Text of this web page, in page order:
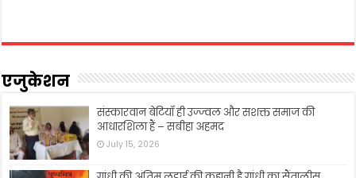
एजुकेशन
संस्कारवान बेटियाँ ही उज्ज्वल और सशक्त समाज की
आधारशिला हैं – सबीहा अहमद
July 15, 2026